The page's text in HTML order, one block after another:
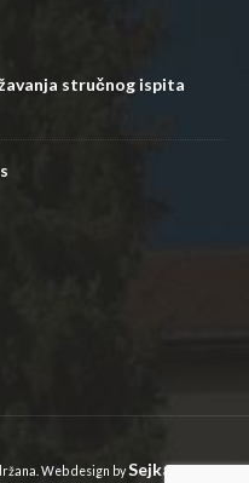
stručnog ispita
Web design bySejkan